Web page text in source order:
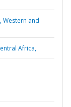
Western and
Africa,